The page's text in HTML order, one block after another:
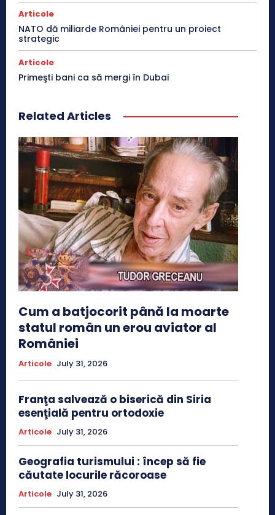
Articole
NATO dă miliarde României pentru un proiect
strategic
Articole
Primeşti bani ca să mergi în Dubai
Related Articles
Cum a batjocorit până la moarte
statul român un erou aviator al
României
Articole July 31, 2026
Franţa salvează o biserică din Siria
esenţială pentru ortodoxie
Articole July 31, 2026
Geografia turismului : încep să fie
căutate locurile răcoroase
Articole July 31, 2026